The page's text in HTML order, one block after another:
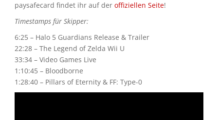
paysafecard findet ihr auf der offiziellen Seite!
Timestamps für Skipper:
6:25 – Halo 5 Guardians Release & Trailer
22:28 – The Legend of Zelda Wii U
33:34 – Video Games Live
1:10:45 – Bloodborne
1:28:40 – Pillars of Eternity & FF: Type-0